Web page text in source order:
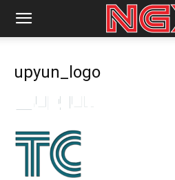
upyun_logo